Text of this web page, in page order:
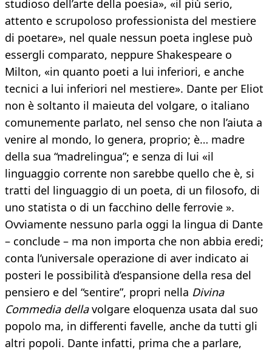
studioso dell’arte della poesia», «il più serio,
attento e scrupoloso professionista del mestiere
di poetare», nel quale nessun poeta inglese può
essergli comparato, neppure Shakespeare o
Milton, «in quanto poeti a lui inferiori, e anche
tecnici a lui inferiori nel mestiere». Dante per Eliot
non è soltanto il maieuta del volgare, o italiano
comunemente parlato, nel senso che non l’aiuta a
venire al mondo, lo genera, proprio; è… madre
della sua “madrelingua”; e senza di lui «il
linguaggio corrente non sarebbe quello che è, si
tratti del linguaggio di un poeta, di un filosofo, di
uno statista o di un facchino delle ferrovie ».
Ovviamente nessuno parla oggi la lingua di Dante
– conclude – ma non importa che non abbia eredi;
conta l’universale operazione di aver indicato ai
posteri le possibilità d’espansione della resa del
pensiero e del “sentire”, propri nella Divina
Commedia dellavolgare eloquenza usata dal suo
popolo ma, in differenti favelle, anche da tutti gli
altri popoli. Dante infatti, prima che a parlare,